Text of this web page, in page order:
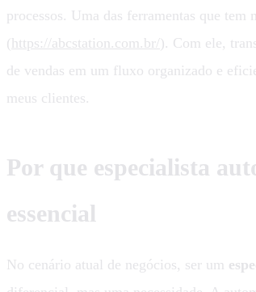
processos. Uma das ferramentas que
( https://abcstation.com.br/ ). Com ele,
de vendas em um fluxo organizado e
meus clientes.
Por que especialista
essencial
No cenário atual de negócios, ser um